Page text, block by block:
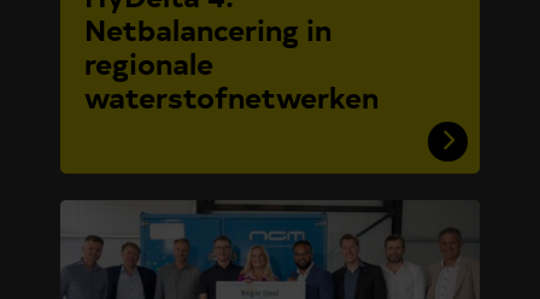
Netbalancering in
regionale
waterstofnetwerken